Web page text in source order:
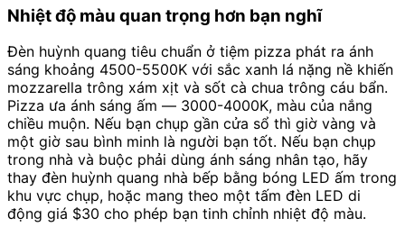
Nhiệt độ màu quan trọng hơn bạn nghĩ
Đèn huỳnh quang tiêu chuẩn ở tiệm pizza phát ra ánh
sáng khoảng 4500-5500K với sắc xanh lá nặng nề khiến
mozzarella trông xám xịt và sốt cà chua trông cáu bẩn.
Pizza ưa ánh sáng ấm — 3000-4000K, màu của nắng
chiều muộn. Nếu bạn chụp gần cửa sổ thì giờ vàng và
một giờ sau bình minh là người bạn tốt. Nếu bạn chụp
trong nhà và buộc phải dùng ánh sáng nhân tạo, hãy
thay đèn huỳnh quang nhà bếp bằng bóng LED ấm trong
khu vực chụp, hoặc mang theo một tấm đèn LED di
động giá $30 cho phép bạn tinh chỉnh nhiệt độ màu.